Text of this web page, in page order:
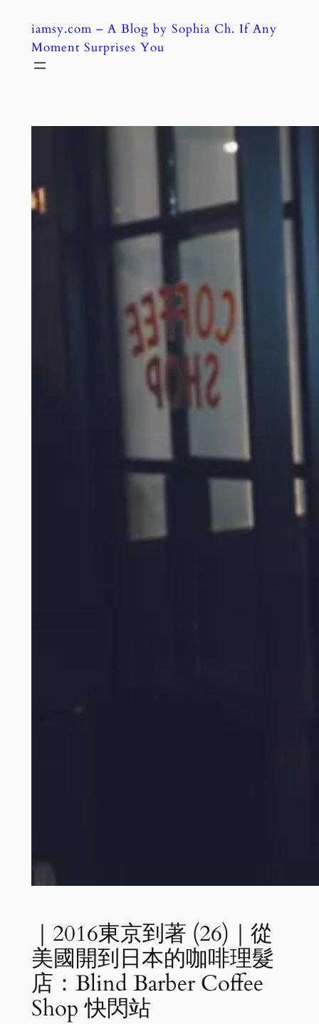
content
iamsy.com – A Blog by Sophia Ch. If Any
Moment Surprises You
｜2016東京到著 (26)｜從
美國開到日本的咖啡理髮
店：Blind Barber Coffee
Shop 快閃站